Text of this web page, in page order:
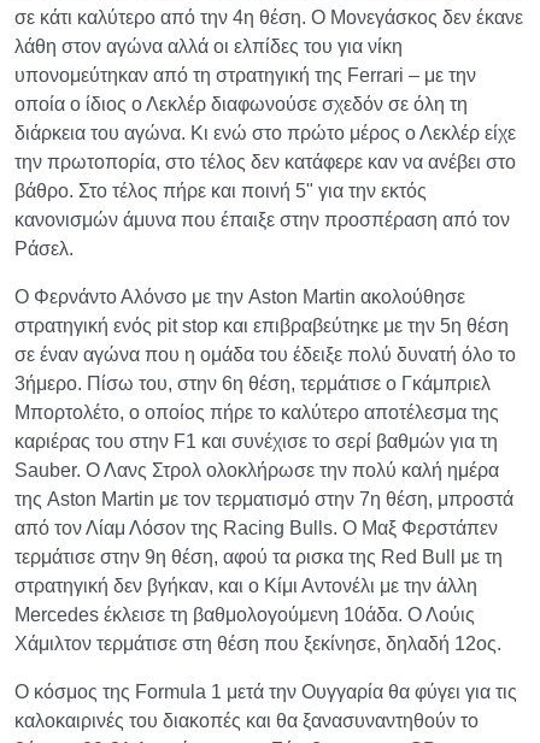
σε κάτι καλύτερο από την 4η θέση. Ο Μονεγάσκος δεν έκανε
λάθη στον αγώνα αλλά οι ελπίδες του για νίκη
υπονομεύτηκαν από τη στρατηγική της Ferrari – με την
οποία ο ίδιος ο Λεκλέρ διαφωνούσε σχεδόν σε όλη τη
διάρκεια του αγώνα. Κι ενώ στο πρώτο μέρος ο Λεκλέρ είχε
την πρωτοπορία, στο τέλος δεν κατάφερε καν να ανέβει στο
βάθρο. Στο τέλος πήρε και ποινή 5" για την εκτός
κανονισμών άμυνα που έπαιξε στην προσπέραση από τον
Ράσελ.
Ο Φερνάντο Αλόνσο με την Aston Martin ακολούθησε
στρατηγική ενός pit stop και επιβραβεύτηκε με την 5η θέση
σε έναν αγώνα που η ομάδα του έδειξε πολύ δυνατή όλο το
3ήμερο. Πίσω του, στην 6η θέση, τερμάτισε ο Γκάμπριελ
Μπορτολέτο, ο οποίος πήρε το καλύτερο αποτέλεσμα της
καριέρας του στην F1 και συνέχισε το σερί βαθμών για τη
Sauber. Ο Λανς Στρολ ολοκλήρωσε την πολύ καλή ημέρα
της Aston Martin με τον τερματισμό στην 7η θέση, μπροστά
από τον Λίαμ Λόσον της Racing Bulls. Ο Μαξ Φερστάπεν
τερμάτισε στην 9η θέση, αφού τα ρισκα της Red Bull με τη
στρατηγική δεν βγήκαν, και ο Κίμι Αντονέλι με την άλλη
Mercedes έκλεισε τη βαθμολογούμενη 10άδα. Ο Λούις
Χάμιλτον τερμάτισε στη θέση που ξεκίνησε, δηλαδή 12ος.
Ο κόσμος της Formula 1 μετά την Ουγγαρία θα φύγει για τις
καλοκαιρινές του διακοπές και θα ξανασυναντηθούν το